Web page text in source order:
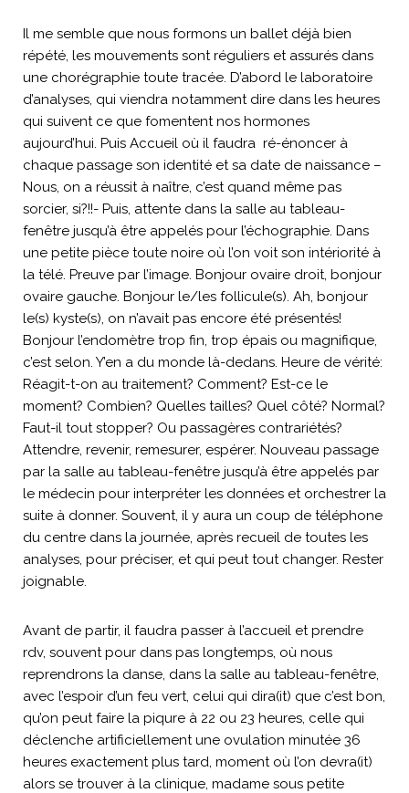
Il me semble que nous formons un ballet déjà bien
répété, les mouvements sont réguliers et assurés dans
une chorégraphie toute tracée. D’abord le laboratoire
d’analyses, qui viendra notamment dire dans les heures
qui suivent ce que fomentent nos hormones
aujourd’hui. Puis Accueil où il faudra ré-énoncer à
chaque passage son identité et sa date de naissance –
Nous, on a réussit à naître, c’est quand même pas
sorcier, si?!!- Puis, attente dans la salle au tableau-
fenêtre jusqu’à être appelés pour l’échographie. Dans
une petite pièce toute noire où l’on voit son intériorité à
la télé. Preuve par l’image. Bonjour ovaire droit, bonjour
ovaire gauche. Bonjour le/les follicule(s). Ah, bonjour
le(s) kyste(s), on n’avait pas encore été présentés!
Bonjour l’endomètre trop fin, trop épais ou magnifique,
c’est selon. Y’en a du monde là-dedans. Heure de vérité:
Réagit-t-on au traitement? Comment? Est-ce le
moment? Combien? Quelles tailles? Quel côté? Normal?
Faut-il tout stopper? Ou passagères contrariétés?
Attendre, revenir, remesurer, espérer. Nouveau passage
par la salle au tableau-fenêtre jusqu’à être appelés par
le médecin pour interpréter les données et orchestrer la
suite à donner. Souvent, il y aura un coup de téléphone
du centre dans la journée, après recueil de toutes les
analyses, pour préciser, et qui peut tout changer. Rester
joignable.
Avant de partir, il faudra passer à l’accueil et prendre
rdv, souvent pour dans pas longtemps, où nous
reprendrons la danse, dans la salle au tableau-fenêtre,
avec l’espoir d’un feu vert, celui qui dira(it) que c’est bon,
qu’on peut faire la piqure à 22 ou 23 heures, celle qui
déclenche artificiellement une ovulation minutée 36
heures exactement plus tard, moment où l’on devra(it)
alors se trouver à la clinique, madame sous petite